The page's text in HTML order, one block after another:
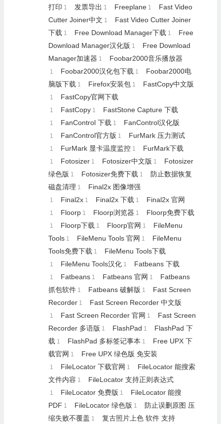
打印 1 发票导出 1 Freeplane 1
Fast Video
Cutter Joiner中文 1
Fast Video Cutter Joiner
下载 1 Free Download Manager下载 1
Free
Download Manager汉化版 1
Free Download
Manager加速器 1 Foobar2000音乐播放器
1 Foobar2000汉化包下载 1
Foobar2000电
脑版下载 1 Firefox安装包 1 FastCopy中文版
1 FastCopy官网下载
1 FastCopy 1 FastStone Capture 下载
1 FanControl 下载 1 FanControl汉化版
1 FanControl官方版 1 FurMark 压力测试
1 FurMark 显卡温度监控 1 FurMark下载
1 Fotosizer 1 Fotosizer中文版 1
Fotosizer
绿色版 1 Fotosizer免费下载 1
防止数据恢复
磁盘清理 1 Final2x 图像增强
1 Final2x 1 Final2x 下载 1 Final2x 官网
1 Floorp 1 Floorp浏览器 1 Floorp免费下载
1 Floorp下载 1 Floorp官网 1
FileMenu
Tools 1 FileMenu Tools 官网 1
FileMenu
Tools免费下载 1 FileMenu Tools下载
1 FileMenu Tools汉化 1 Fatbeans 下载
1 Fatbeans 1 Fatbeans 官网 1
Fatbeans
抓包软件 1 Fatbeans 破解版 1
Fast Screen
Recorder 1 Fast Screen Recorder 中文版
1 Fast Screen Recorder 官网 1
Fast Screen
Recorder 多语版 1 FlashPad 1
FlashPad 下
载 1 FlashPad 多标签记事本 1
Free UPX 下
载官网 1 Free UPX 绿色版 免安装
1 FileLocator 下载官网 1
FileLocator 能搜索
文件内容 1 FileLocator 支持正则表达式
1 FileLocator 免费版 1
FileLocator 能搜
PDF 1 FileLocator 绿色版 1
防止误删原图 压
缩失败不覆盖 1
复古照片上色 软件 支持